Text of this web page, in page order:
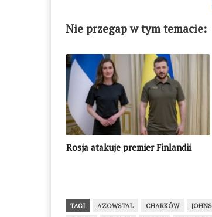
Nie przegap w tym temacie:
Rosja atakuje premier Finlandii
TAGI AZOWSTAL CHARKÓW